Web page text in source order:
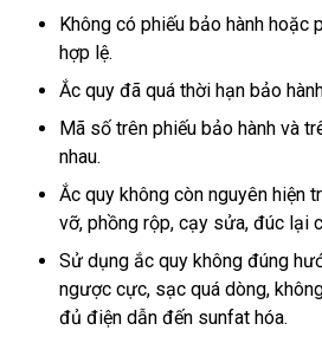
Không có phiếu bảo hành hoặc
hợp lệ.
Ắc quy đã quá thời hạn bảo
Mã số trên phiếu bảo hành và
nhau.
Ắc quy không còn nguyên hiện
vỡ, phồng rộp, cạy sửa, đúc lại
Sử dụng ắc quy không đúng
ngược cực, sạc quá dòng,
đủ điện dẫn đến sunfat hóa.